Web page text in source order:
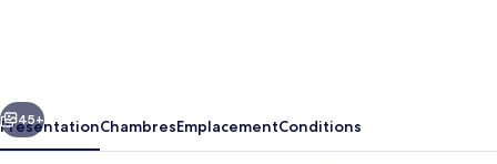
Suivant
45+
PrésentationChambresEmplacementConditions